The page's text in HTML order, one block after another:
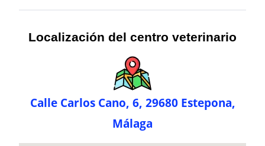
Localización del centro veterinario
Calle Carlos Cano, 6, 29680 Estepona,
Málaga